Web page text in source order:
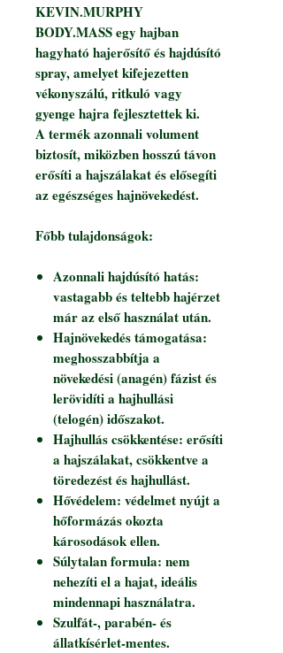
KEVIN.MURPHY
BODY.MASS egy hajban
hagyható hajerősítő és hajdúsító
spray, amelyet kifejezetten
vékonyszálú, ritkuló vagy
gyenge hajra fejlesztettek ki.
A termék azonnali volument
biztosít, miközben hosszú távon
erősíti a hajszálakat és elősegíti
az egészséges hajnövekedést.
Főbb tulajdonságok:
Azonnali hajdúsító hatás:
vastagabb és teltebb hajérzet
már az első használat után.
Hajnövekedés támogatása:
meghosszabbítja a
növekedési (anagén) fázist és
lerövidíti a hajhullási
(telogén) időszakot.
Hajhullás csökkentése: erősíti
a hajszálakat, csökkentve a
töredezést és hajhullást.
Hővédelem: védelmet nyújt a
hőformázás okozta
károsodások ellen.
Súlytalan formula: nem
nehezíti el a hajat, ideális
mindennapi használatra.
Szulfát-, parabén- és
állatkísérlet-mentes.